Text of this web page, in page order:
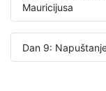
Mauricijusa
Dan 9: